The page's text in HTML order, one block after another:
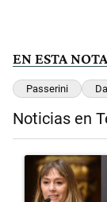
EN ESTA NOTA
Passerini
Noticias en
Un artículo de